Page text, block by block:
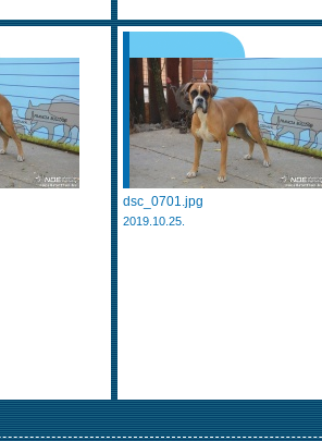
dsc_0701.jpg
2019.10.25.